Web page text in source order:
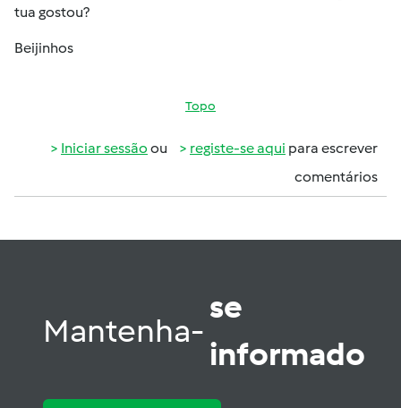
tua gostou?
Beijinhos
Topo
Iniciar sessão ou registe-se aqui para escrever
comentários
Mantenha-
se
informado